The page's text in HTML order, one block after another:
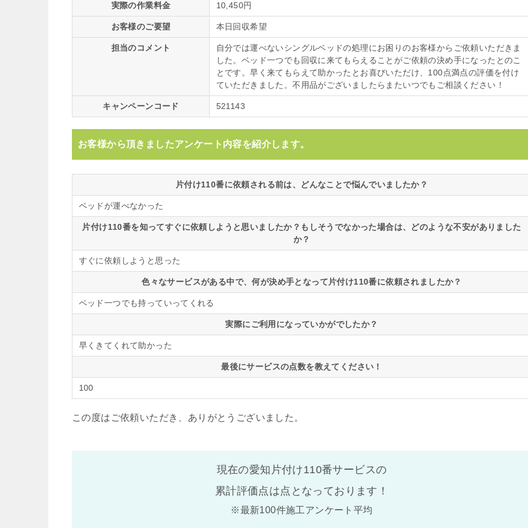
実際の作業料金 10,450円
お客様のご要望 本日回収希望
担当のコメント
自分では運べないシングルベッドの処理にお困りのお客様からご依頼いただきま
した。ベッド一つでも回収に来てもらえることがご依頼の決め手になったとのこ
とです。早く来てもらえて助かったとお喜びいただけ、100点満点の評価を付け
ていただきました。不用品がございましたらまたいつでもご相談ください！
キャンペーンコード 521143
お客様から頂きましたアンケート内容を紹介します。
片付け110番に依頼される前は、どんなことで悩んでいましたか？
ベッドが運べなかった
片付け110番を知ってすぐに依頼しようと思いましたか？もしそうでなかった場合は、どのような不安がありました
か？
すぐに依頼しようと思った
色々なサービスがある中で、何が決め手となって片付け110番に依頼されましたか？
ベッド一つでも持っていってくれる
実際にご利用になっていかがでしたか？
早くきてくれて助かった
最後にサービスの点数を教えてください！
100
この度はご依頼いただき、ありがとうございました。
現在の愛知片付け110番サービスの
累計評価点は点となっております！
※最新100件施工アンケート平均